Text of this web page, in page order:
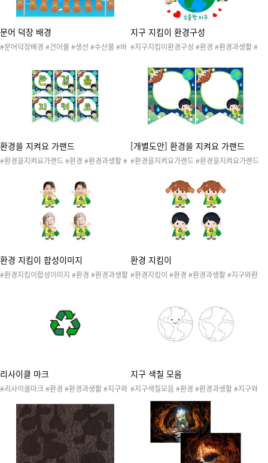
문어 덕장 배경
#문어덕장배경 #건어물 #생선 #수산물 #바
건어물가게놀이 #어시장놀이 #생선가게놀이
#가게놀이 #시장놀이 #건어물도안 #건어물
자료 #환경과생활 #우리동네 #건어물가게놀
지구 지킴이 환경구성
#지구지킴이환경구성 #환경 #환경과생활 #
#환경지킴이 #지구지킴이 #지구온난화 #재
활용 #새활용 #플로깅 #리사이클 #업사이클
#환경과생활놀이 #환경과생활활동 #환경과
생활도안 #환경과생활자료 #환경과생활프로
젝트 #환경과생활게시판 #환경과생활환경판
#환경과생활환경구성 #교실환경구성 #환경
환경을 지켜요 가랜드
#환경을지켜요가랜드 #환경 #환경과생활 #
#환경지킴이 #지구지킴이 #지구온난화 #재
활용 #새활용 #플로깅 #리사이클 #업사이클
#환경과생활놀이 #환경과생활활동 #환경과
생활도안 #환경과생활자료 #환경과생활프로
젝트 #환경과생활가랜드 #환경보호놀이
[개별도안] 환경을 지켜요 가랜드
#환경을지켜요가랜드 #환경을지켜요가랜드
환경의날 #지구의날 #환경보호 #환경지킴이
#지구지킴이 #지구온난화 #재활용 #새활용
#플로깅 #리사이클 #업사이클 #환경과생활
놀이 #환경과생활활동 #환경과생활도안 #환
경과생활자료 #환경과생활프로젝트 #환경과
생활가랜드 #환경보호놀이
환경 지킴이 합성이미지
#환경지킴이합성이미지 #환경 #환경과생활
클 #환경과생활놀이 #환경과생활활동 #환경
과생활도안 #환경과생활자료 #환경과생활프
로젝트 #환경보호놀이
환경 지킴이
#환경지킴이 #환경 #환경과생활 #지구와환
#리사이클 #업사이클 #환경과생활놀이 #환
경과생활활동 #환경과생활도안 #환경과생활
자료 #환경과생활프로젝트 #환경보호놀이
리사이클 마크
#리사이클마크 #환경 #환경과생활 #지구와
지킴이 #지구지킴이 #지구온난화 #재활용 #
새활용 #플로깅 #리사이클 #업사이클 #환경
과생활놀이 #환경과생활활동 #환경과생활도
안 #환경과생활자료 #환경과생활프로젝트 #
재활용마크
지구 색칠 모음
#지구색칠모음 #환경 #환경과생활 #지구와
환경 #환경의날 #지구의날 #환경보호 #환경
지킴이 #지구지킴이 # 지구온난화 #재활용
#새활용 #플로깅 #리사이클 #업사이클 #환
경과생활놀이 #환경과생활활동 #환경과생활
도안 #환경과생활자료 #환경과생활프로젝트
#미술활동 #색칠도안 #색칠공부